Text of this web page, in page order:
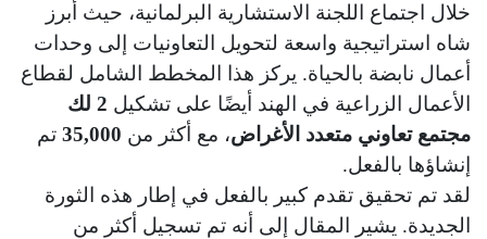
خلال اجتماع اللجنة الاستشارية البرلمانية، حيث أبرز
شاه استراتيجية واسعة لتحويل التعاونيات إلى وحدات
أعمال نابضة بالحياة. يركز هذا المخطط الشامل لقطاع
الأعمال الزراعية في الهند أيضًا على تشكيل
2 لك
مجتمع تعاوني متعدد الأغراض، مع أكثر من 35,000 تم
إنشاؤها بالفعل.
لقد تم تحقيق تقدم كبير بالفعل في إطار هذه الثورة
الجديدة. يشير المقال إلى أنه تم تسجيل أكثر من